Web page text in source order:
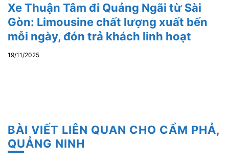
Xe Thuận Tâm đi Quảng Ngãi từ Sài
Gòn: Limousine chất lượng xuất bến
mỗi ngày, đón trả khách linh hoạt
19/11/2025
BÀI VIẾT LIÊN QUAN CHO CẨM PHẢ,
QUẢNG NINH